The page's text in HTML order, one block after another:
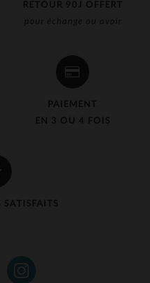
RETOUR 90J OFFERT
pour échange ou avoir
PAIEMENT
EN 3 OU 4 FOIS